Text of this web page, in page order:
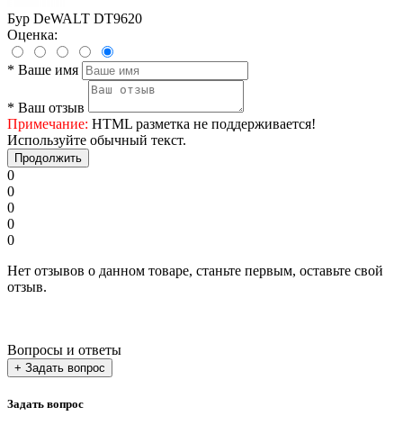
Бур DeWALT DT9620
Оценка:
* Ваше имя
* Ваш отзыв
Примечание: HTML разметка не поддерживается!
Используйте обычный текст.
Продолжить
0
0
0
0
0
Нет отзывов о данном товаре, станьте первым, оставьте свой
отзыв.
Вопросы и ответы
+ Задать вопрос
Задать вопрос